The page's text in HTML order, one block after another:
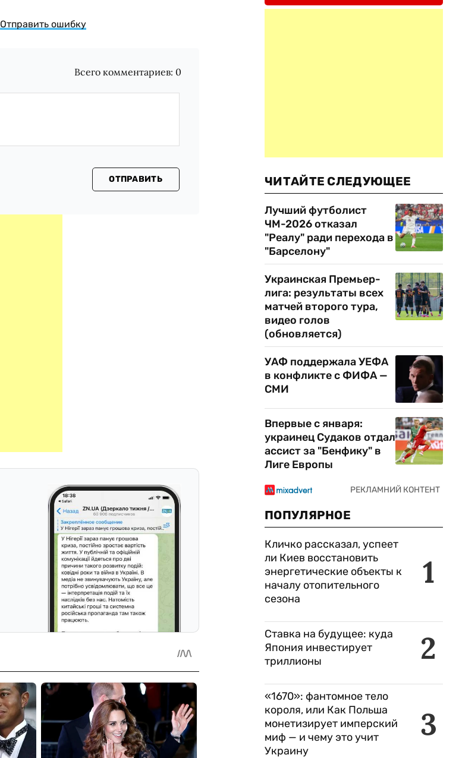
Отправить ошибку
Всего комментариев: 0
ОТПРАВИТЬ ЧИТАЙТЕ СЛЕДУЮЩЕЕ
Лучший футболист
ЧМ-2026 отказал
"Реалу" ради перехода в
"Барселону"
Украинская Премьер-
лига: результаты всех
матчей второго тура,
видео голов
(обновляется)
УАФ поддержала УЕФА
в конфликте с ФИФА —
СМИ
Впервые с января:
украинец Судаков отдал
ассист за "Бенфику" в
Лиге Европы
ПОПУЛЯРНОЕ
1
Кличко рассказал, успеет
ли Киев восстановить
энергетические объекты к
началу отопительного
сезона
2
Ставка на будущее: куда
Япония инвестирует
триллионы
3
«1670»: фантомное тело
короля, или Как Польша
монетизирует имперский
миф — и чему это учит
Украину